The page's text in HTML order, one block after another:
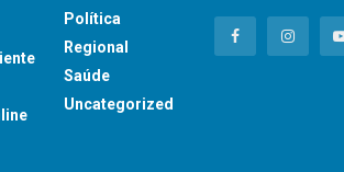
Política
Regional
Saúde
Uncategorized